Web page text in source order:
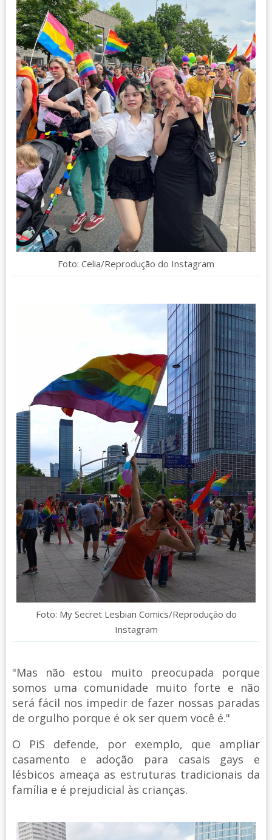
Foto: Celia/Reprodução do Instagram
Foto: My Secret Lesbian Comics/Reprodução do
Instagram
"Mas não estou muito preocupada porque
somos uma comunidade muito forte e não
será fácil nos impedir de fazer nossas paradas
de orgulho porque é ok ser quem você é."
O PiS defende, por exemplo, que ampliar
casamento e adoção para casais gays e
lésbicos ameaça as estruturas tradicionais da
família e é prejudicial às crianças.